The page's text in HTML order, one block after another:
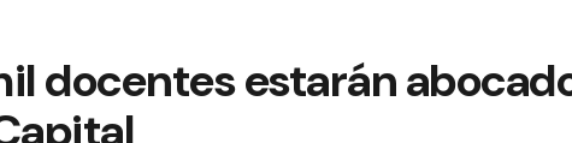
docentes estarán